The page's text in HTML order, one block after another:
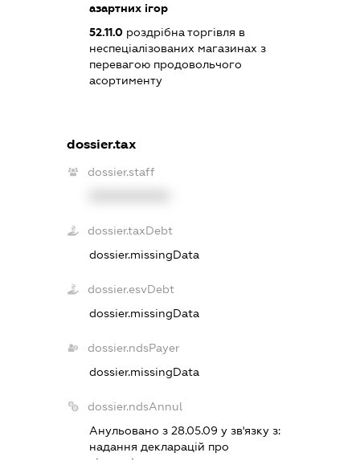
азартних ігор
52.11.0 роздрібна торгівля в
неспеціалізованих магазинах з
перевагою продовольчого
асортименту
dossier.tax
dossier.staff
dossier.taxDebt
dossier.missingData
dossier.esvDebt
dossier.missingData
dossier.ndsPayer
dossier.missingData
dossier.ndsAnnul
Анульовано з 28.05.09 у зв'язку з:
надання декларацiй про